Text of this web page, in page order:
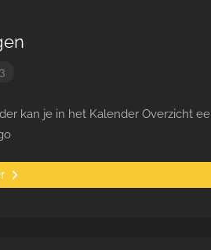
kan je in het Kalender Overzicht